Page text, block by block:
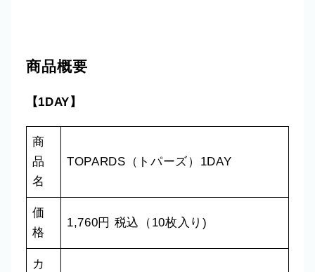
商品概要
【1DAY】
商
品
名
TOPARDS（トパーズ）1DAY
価
格
1,760円 税込（10枚入り)
カ